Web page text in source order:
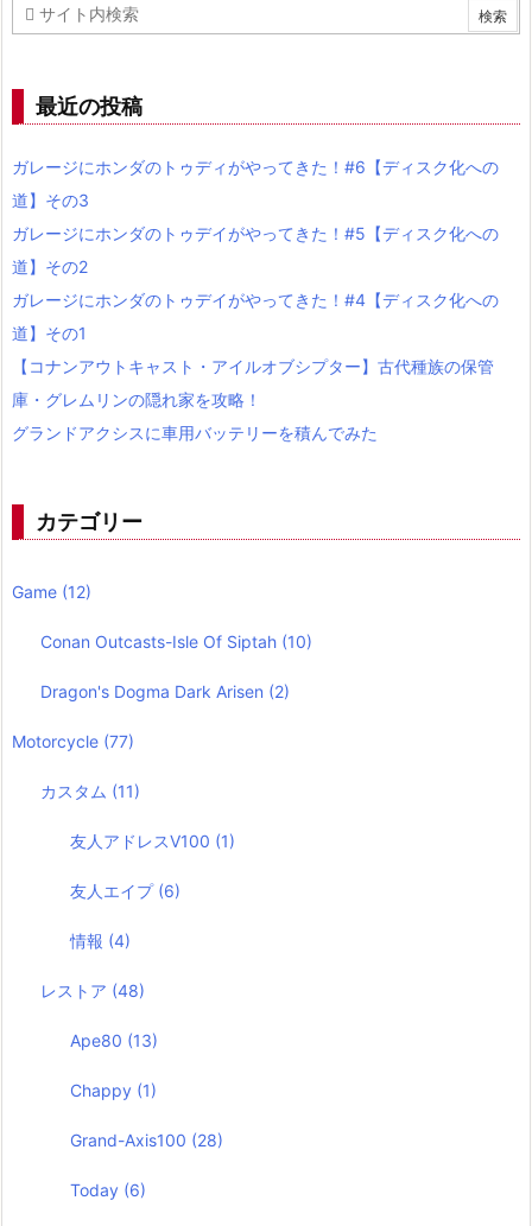
最近の投稿
ガレージにホンダのトゥディがやってきた！#6【ディスク化への
道】その3
ガレージにホンダのトゥデイがやってきた！#5【ディスク化への
道】その2
ガレージにホンダのトゥデイがやってきた！#4【ディスク化への
道】その1
【コナンアウトキャスト・アイルオブシプター】古代種族の保管
庫・グレムリンの隠れ家を攻略！
グランドアクシスに車用バッテリーを積んでみた
カテゴリー
Game (12)
Conan Outcasts-Isle Of Siptah (10)
Dragon's Dogma Dark Arisen (2)
Motorcycle (77)
カスタム (11)
友人アドレスV100 (1)
友人エイプ (6)
情報 (4)
レストア (48)
Ape80 (13)
Chappy (1)
Grand-Axis100 (28)
Today (6)